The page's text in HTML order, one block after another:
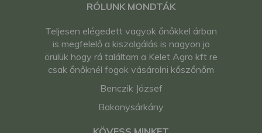
RÓLUNK MONDTÁK
Teljesen elégedett vagyok őnőkkel árban
is megfelelő a kiszolgálás is nagyon jo
örülük hogy rá találtam a Kelet Agro kft re
csak őnőknél fogok vásárolni kőszőnőm
Benczik József
Bakonysárkány